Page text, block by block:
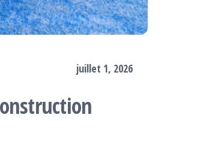
juillet 1, 2026